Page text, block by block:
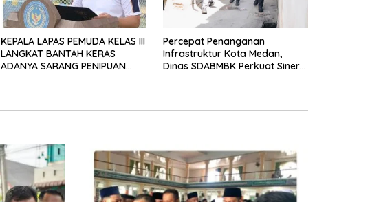
KEPALA LAPAS PEMUDA KELAS III
LANGKAT BANTAH KERAS
ADANYA SARANG PENIPUAN
Percepat Penanganan
Infrastruktur Kota Medan,
Dinas SDABMBK Perkuat Sinergi